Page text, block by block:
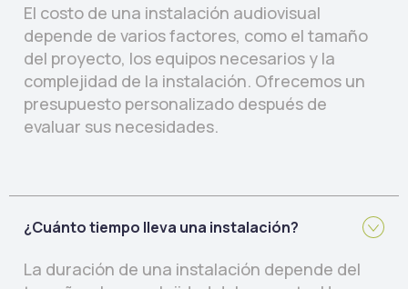
El costo de una instalación audiovisual
depende de varios factores, como el tamaño
del proyecto, los equipos necesarios y la
complejidad de la instalación. Ofrecemos un
presupuesto personalizado después de
evaluar sus necesidades.
¿Cuánto tiempo lleva una instalación?
La duración de una instalación depende del